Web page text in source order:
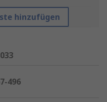
hinzufügen
496